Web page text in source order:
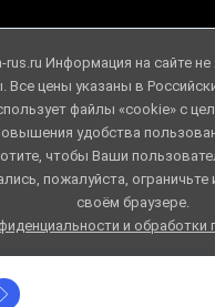
rus.ru Информация на сайте
Все цены указаны в
файлы «cookie» с
удобства
чтобы Ваши
пожалуйста, ограничьте
своём браузере.
и обработки